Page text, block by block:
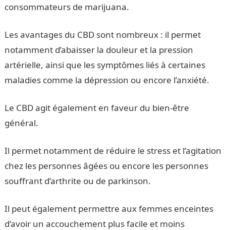
consommateurs de marijuana.
Les avantages du CBD sont nombreux : il permet
notamment d’abaisser la douleur et la pression
artérielle, ainsi que les symptômes liés à certaines
maladies comme la dépression ou encore l’anxiété.
Le CBD agit également en faveur du bien-être
général.
Il permet notamment de réduire le stress et l’agitation
chez les personnes âgées ou encore les personnes
souffrant d’arthrite ou de parkinson.
Il peut également permettre aux femmes enceintes
d’avoir un accouchement plus facile et moins